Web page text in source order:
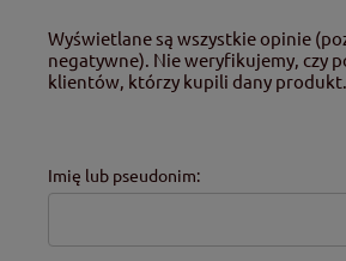
Wyświetlane są wszystkie opinie
negatywne). Nie weryfikujemy, czy
klientów, którzy kupili dany produkt.
Imię lub pseudonim: